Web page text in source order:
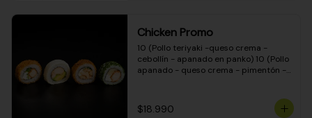
teriyaki - queso crema - cebollín -
envuelto en masa tempura) 10
(Pimentón - queso crema - cebollín -
envuelto en masa tempura)
Chicken Promo
10 (Pollo teriyaki -queso crema -
cebollín - apanado en panko) 10 (Pollo
apanado - queso crema - pimentón -
ciboulette) 10 (Pollo teriyaki - palta -
envuelto en queso crema)
$18.990